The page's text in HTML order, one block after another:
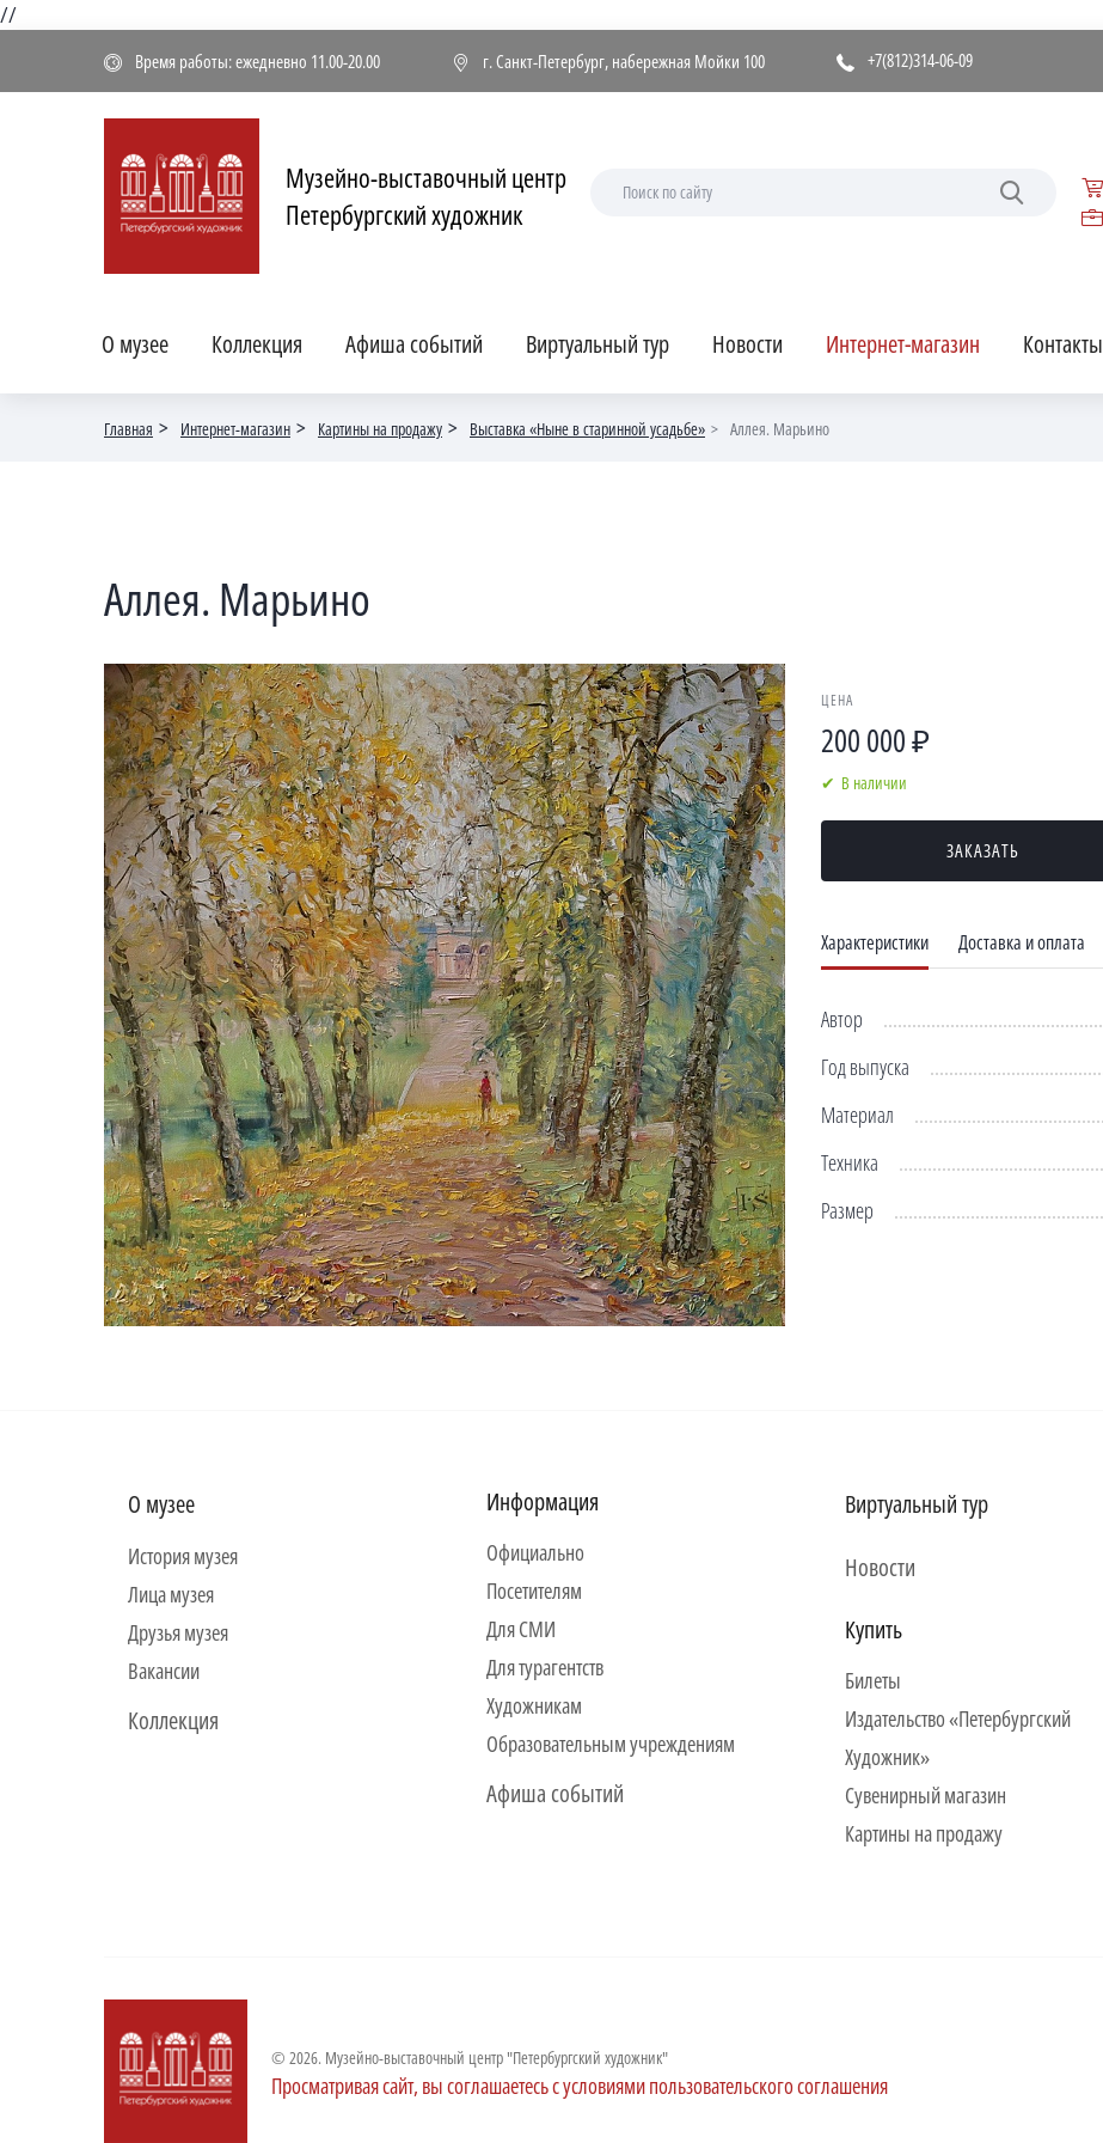
//
Время работы: ежедневно 11.00-20.00 г. Санкт-Петербург, набережная Мойки 100 +7(812)314-06-09
Музейно-выставочный центр
Петербургский художник
О музее Коллекция Афиша событий Виртуальный тур Новости Интернет-магазин Контакты
Главная Интернет-магазин Картины на продажу Выставка «Ныне в старинной усадьбе» Аллея. Марьино
Аллея. Марьино
ЦЕНА
200 000 ₽
В наличии
ЗАКАЗАТЬ
Характеристики Доставка и оплата
Автор
Год выпуска
Материал
Техника
Размер
О музее
История музея
Лица музея
Друзья музея
Вакансии
Коллекция
Информация
Официально
Посетителям
Для СМИ
Для турагентств
Художникам
Образовательным учреждениям
Афиша событий
Виртуальный тур
Новости
Купить
Билеты
Издательство «Петербургский
Художник»
Сувенирный магазин
Картины на продажу
© 2026. Музейно-выставочный центр "Петербургский художник"
Просматривая сайт, вы соглашаетесь с условиями пользовательского соглашения